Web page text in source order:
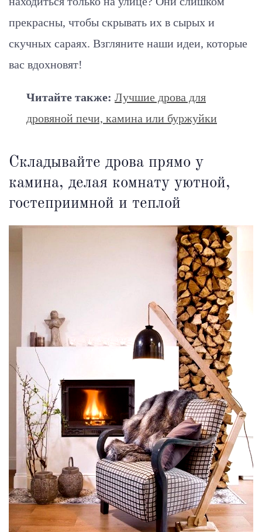
прекрасны, чтобы скрывать их в сырых и
скучных сараях. Взгляните наши идеи, которые
вас вдохновят!
Читайте также: Лучшие дрова для
дровяной печи, камина или буржуйки
Складывайте дрова прямо у
камина, делая комнату уютной,
гостеприимной и теплой